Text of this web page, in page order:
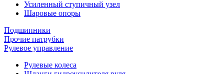
Усиленный ступичный узел
Шаровые опоры
Подшипники
Прочие патрубки
Рулевое управление
Рулевые колеса